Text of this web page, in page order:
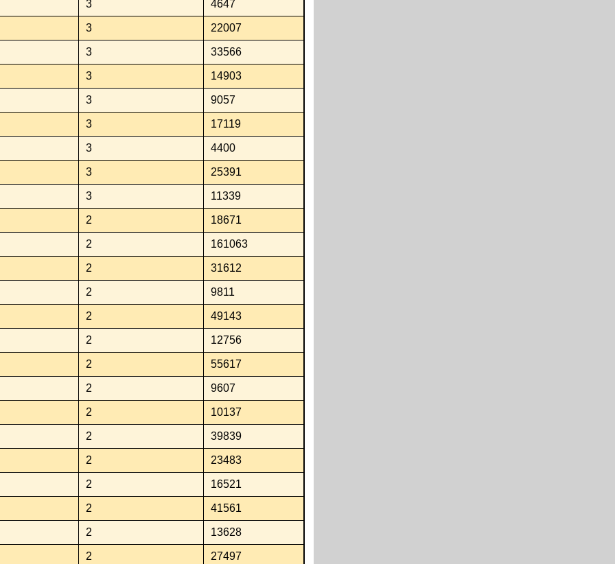
3 4647
3 22007
3 33566
3 14903
3 9057
3 17119
3 4400
3 25391
3 11339
2 18671
2 161063
2 31612
2 9811
2 49143
2 12756
2 55617
2 9607
2 10137
2 39839
2 23483
2 16521
2 41561
2 13628
2 27497